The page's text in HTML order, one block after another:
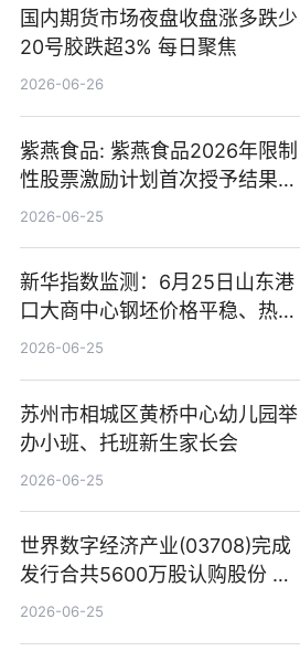
国内期货市场夜盘收盘涨多跌少
20号胶跌超3% 每日聚焦
2026-06-26
紫燕食品: 紫燕食品2026年限制
性股票激励计划首次授予结果公
告-微资讯
2026-06-25
新华指数监测：6月25日山东港
口大商中心钢坯价格平稳、热轧
C料价格微幅下跌
2026-06-25
苏州市相城区黄桥中心幼儿园举
办小班、托班新生家长会
2026-06-25
世界数字经济产业(03708)完成
发行合共5600万股认购股份 净
筹约1007万港元 独家焦点
2026-06-25